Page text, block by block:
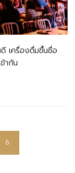
เครื่องดื่มขึ้นชื่อ
ากัน
6